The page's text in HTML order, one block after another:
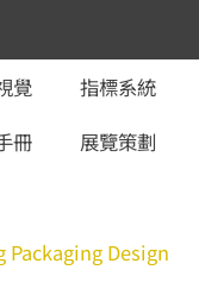
覺
指標系統
冊
展覽策劃
Design